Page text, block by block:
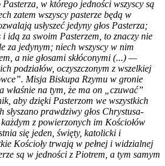
w którego jedności wszyscy są
zatem wszyscy pasterze będą w
usłyszeć jedyny głos Pasterza;
i idą za swoim Pasterzem, to znaczy nie
za jedynym; niech wszyscy w nim
a nie głosami skłóconymi (...) —
podziałów, oczyszczonym z wszelkiej
Misja Biskupa Rzymu w gronie
właśnie na tym, że ma on „czuwać”
aby dzięki Pasterzom we wszystkich
słyszano prawdziwy głos Chrystusa-
z powierzonych im Kościołów
się jeden, święty, katolicki i
Kościoły trwają w pełnej i widzialnej
są w jedności z Piotrem, a tym samym